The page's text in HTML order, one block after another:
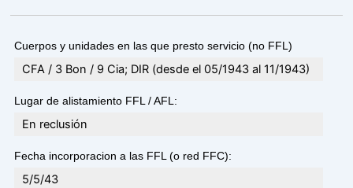
Cuerpos y unidades en las que presto servicio (no FFL)
CFA / 3 Bon / 9 Cia; DIR (desde el 05/1943 al 11/1943)
Lugar de alistamiento FFL / AFL:
En reclusión
Fecha incorporacion a las FFL (o red FFC):
5/5/43